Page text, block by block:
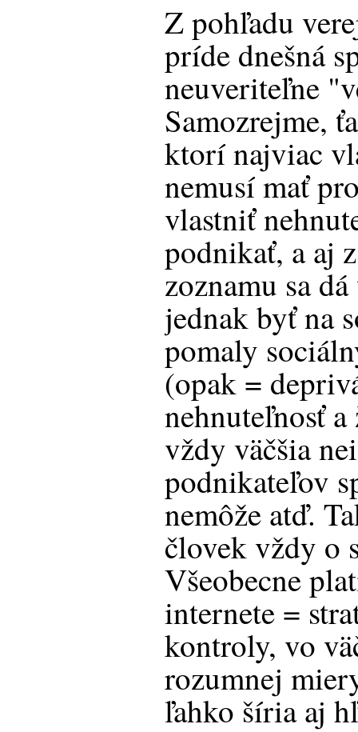
Z pohľadu
príde dnešná
neuveriteľne
Samozrejme,
ktorí najviac
nemusí mať
vlastniť
podnikať, a aj
zoznamu sa
jednak byť na
pomaly
(opak =
nehnuteľnosť
vždy väčšia
podnikateľov
nemôže atď.
človek vždy o
Všeobecne
internete =
kontroly, vo
rozumnej
ľahko šíria aj